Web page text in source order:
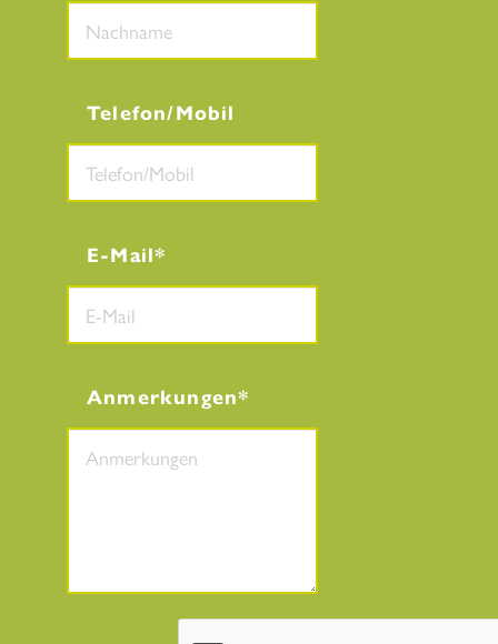
Telefon/Mobil
E-Mail
Anmerkungen